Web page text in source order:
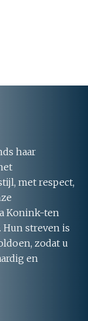
haar
met respect,
Konink-ten
Hun streven is
zodat u
en